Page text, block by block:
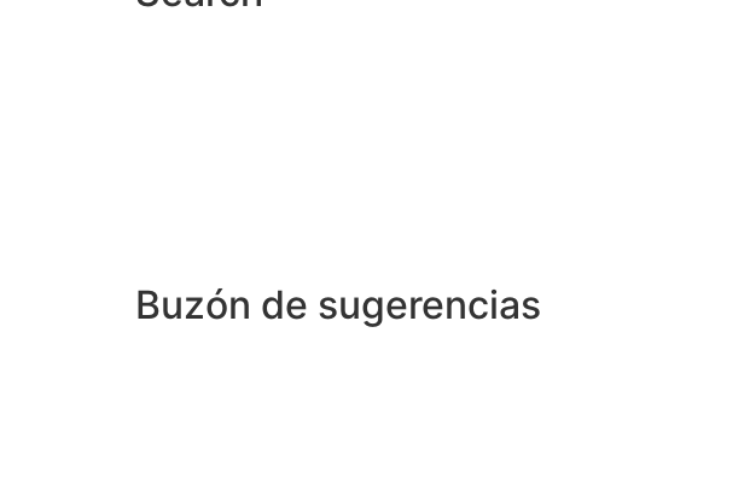
Buzón de sugerencias